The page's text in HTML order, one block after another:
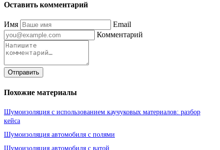
Оставить комментарий
Имя
Email
Комментарий
Отправить
Похожие материалы
Шумоизоляция с использованием каучуковых материалов: разбор
кейса
Шумоизоляция автомобиля с полями
Шумоизоляция автомобиля с ватой